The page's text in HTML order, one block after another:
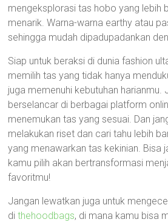
mengeksplorasi tas hobo yang lebih
menarik. Warna-warna earthy atau
sehingga mudah dipadupadankan
Siap untuk beraksi di dunia fashion
memilih tas yang tidak hanya
juga memenuhi kebutuhan harianmu.
berselancar di berbagai platform
menemukan tas yang sesuai. Dan
melakukan riset dan cari tahu lebih
yang menawarkan tas kekinian. Bisa
kamu pilih akan bertransformasi
favoritmu!
Jangan lewatkan juga untuk
dithehoodbags, di mana kamu bisa